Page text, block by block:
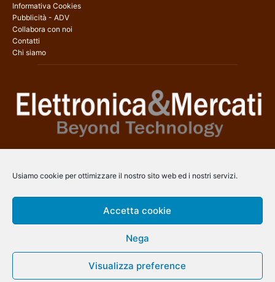
Usiamo cookie per ottimizzare il nostro sito web ed i nostri servizi.
Accetta cookie
Nega
Visualizza preference
Informativa Cookies
Pubblicità - ADV
Collabora con noi
Contatti
Chi siamo
una copertura a 360° che coinvolge tecnologie, prodotti, mercati e
info@arscommunication.it
SEGUICI